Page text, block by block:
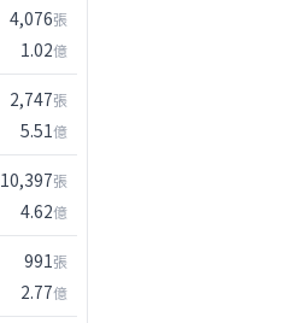
4,076張
1.02億
2,747張
5.51億
10,397張
4.62億
991張
2.77億